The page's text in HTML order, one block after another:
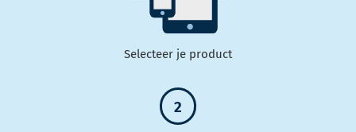
Selecteer je product
2